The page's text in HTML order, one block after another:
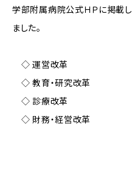
学部附属病院公式ＨＰに掲載し
ました。
◇ 運営改革
◇ 教育・研究改革
◇ 診療改革
◇ 財務・経営改革